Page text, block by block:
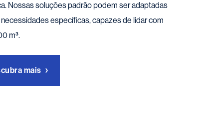
Nossas soluções padrão podem ser adaptadas
necessidades específicas, capazes de lidar com
m³.
mais